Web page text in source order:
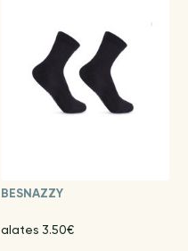
BESNAZZY
alates 3.50€